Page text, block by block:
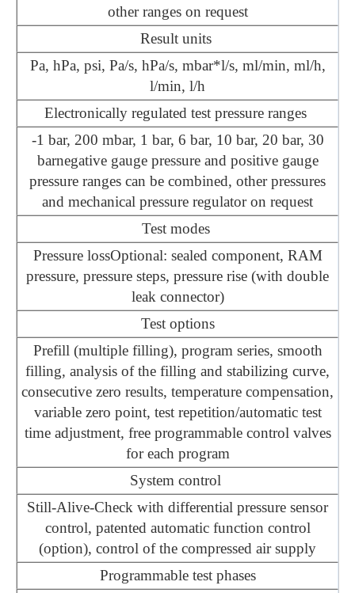
other ranges on request
Result units
Pa, hPa, psi, Pa/s, hPa/s, mbar*l/s, ml/min, ml/h,
l/min, l/h
Electronically regulated test pressure ranges
-1 bar, 200 mbar, 1 bar, 6 bar, 10 bar, 20 bar, 30
barnegative gauge pressure and positive gauge
pressure ranges can be combined, other pressures
and mechanical pressure regulator on request
Test modes
Pressure lossOptional: sealed component, RAM
pressure, pressure steps, pressure rise (with double
leak connector)
Test options
Prefill (multiple filling), program series, smooth
filling, analysis of the filling and stabilizing curve,
consecutive zero results, temperature compensation,
variable zero point, test repetition/automatic test
time adjustment, free programmable control valves
for each program
System control
Still-Alive-Check with differential pressure sensor
control, patented automatic function control
(option), control of the compressed air supply
Programmable test phases